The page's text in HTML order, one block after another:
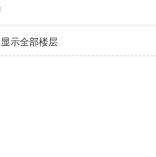
显示全部楼层